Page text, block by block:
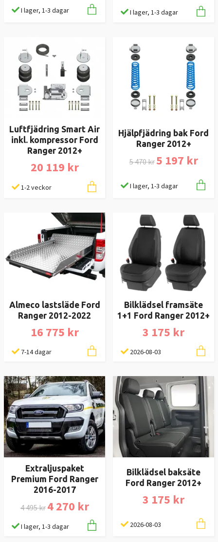
I lager, 1-3 dagar I lager, 1-3 dagar
Luftfjädring Smart Air
inkl. kompressor Ford
Ranger 2012+
20 119 kr
1-2 veckor
Hjälpfjädring bak Ford
Ranger 2012+
5 470 kr 5 197 kr
I lager, 1-3 dagar
Almeco lastsläde Ford
Ranger 2012-2022
16 775 kr
7-14 dagar
Bilklädsel framsäte
1+1 Ford Ranger 2012+
3 175 kr
2026-08-03
Extraljuspaket
Premium Ford Ranger
2016-2017
4 495 kr 4 270 kr
I lager, 1-3 dagar
Bilklädsel baksäte
Ford Ranger 2012+
3 175 kr
2026-08-03